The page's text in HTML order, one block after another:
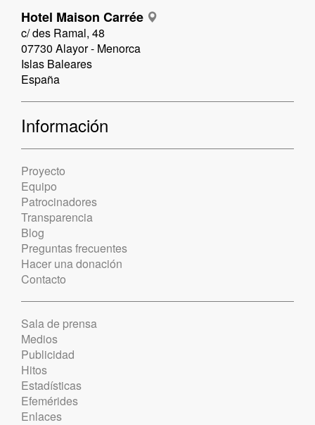
Hotel Maison Carrée
c/ des Ramal, 48
07730 Alayor - Menorca
Islas Baleares
España
Información
Proyecto
Equipo
Patrocinadores
Transparencia
Blog
Preguntas frecuentes
Hacer una donación
Contacto
Sala de prensa
Medios
Publicidad
Hitos
Estadísticas
Efemérides
Enlaces